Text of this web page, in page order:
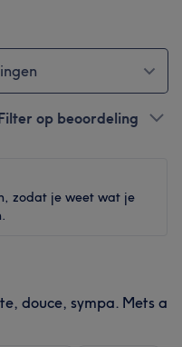
op beoordeling
zodat je weet wat je
douce, sympa. Mets a